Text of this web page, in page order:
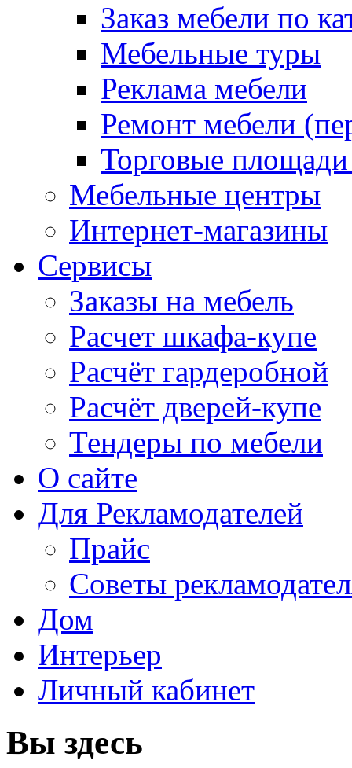
Заказ мебели по
Мебельные туры
Реклама мебели
Ремонт мебели
Торговые
Мебельные центры
Интернет-магазины
Сервисы
Заказы на мебель
Расчет шкафа-купе
Расчёт гардеробной
Расчёт дверей-купе
Тендеры по мебели
О сайте
Для Рекламодателей
Прайс
Советы
Дом
Интерьер
Личный кабинет
Вы здесь